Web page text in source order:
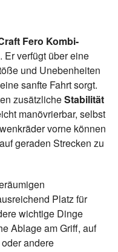
Fero Kombi-
Er verfügt über eine
und Unebenheiten
sanfte Fahrt sorgt.
zusätzlicheStabilität
manövrierbar, selbst
vorne können
geraden Strecken zu
Platz für
wichtige Dinge
Ablage am Griff, auf
andere